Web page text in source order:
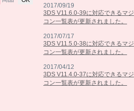
2017/09/19
3DS V11.6.0-39に対応できるマジ
コン一覧表が更新されました。
2017/07/17
3DS V11.5.0-38に対応できるマジ
コン一覧表が更新されました。
2017/04/12
3DS V11.4.0-37に対応できるマジ
コン一覧表が更新されました。